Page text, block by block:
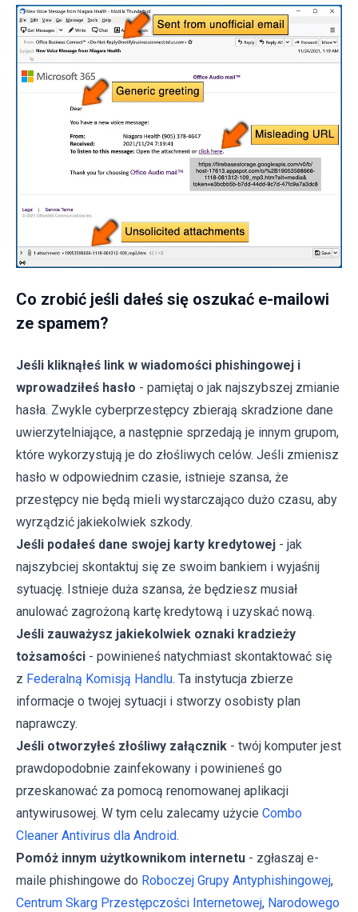
Co zrobić jeśli dałeś się oszukać e-mailowi
ze spamem?
Jeśli kliknąłeś link w wiadomości phishingowej i
wprowadziłeś hasło - pamiętaj o jak najszybszej zmianie
hasła. Zwykle cyberprzestępcy zbierają skradzione dane
uwierzytelniające, a następnie sprzedają je innym grupom,
które wykorzystują je do złośliwych celów. Jeśli zmienisz
hasło w odpowiednim czasie, istnieje szansa, że
przestępcy nie będą mieli wystarczająco dużo czasu, aby
wyrządzić jakiekolwiek szkody.
Jeśli podałeś dane swojej karty kredytowej - jak
najszybciej skontaktuj się ze swoim bankiem i wyjaśnij
sytuację. Istnieje duża szansa, że będziesz musiał
anulować zagrożoną kartę kredytową i uzyskać nową.
Jeśli zauważysz jakiekolwiek oznaki kradzieży
tożsamości - powinieneś natychmiast skontaktować się
z Federalną Komisją Handlu. Ta instytucja zbierze
informacje o twojej sytuacji i stworzy osobisty plan
naprawczy.
Jeśli otworzyłeś złośliwy załącznik - twój komputer jest
prawdopodobnie zainfekowany i powinieneś go
przeskanować za pomocą renomowanej aplikacji
antywirusowej. W tym celu zalecamy użycie Combo
Cleaner Antivirus dla Android.
Pomóż innym użytkownikom internetu - zgłaszaj e-
maile phishingowe do Roboczej Grupy Antyphishingowej,
Centrum Skarg Przestępczości Internetowej, Narodowego